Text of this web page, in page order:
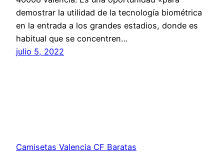
demostrar la utilidad de la tecnología biométrica
en la entrada a los grandes estadios, donde es
habitual que se concentren…
julio 5, 2022
Camisetas Valencia CF Baratas